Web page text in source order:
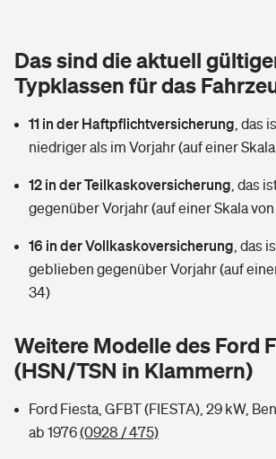
Tools
Wer versichert was: Jetzt Versicherer finden
Sie haben Fragen?
Glasversicherung
Mietkautionsversicherung
Restkreditversicherung
Zur Übersicht
Hochwasser-Check: Wie gefährdet ist Ihr
Wer versichert was: Jetzt Versicherer finden
Kinderunfall­ver­si­che­rung
Kinderinvalidität
Reiseversicherung
Pferdehalter-Haftpflicht
Private Cyberversicherung
Musikinstrumentenversicherung
Dread-Disease-Versicherung
Tierkrankenversicherung
Wer versichert was: Jetzt Versicherer finden
Sie haben Fragen?
Rentenrechner: Wie viel Geld bekomme ich
Das sind die aktuell
Typklassen für das
11 in der Haftpflichtversicherung das
niedriger als im Vorjahr (auf einer
12 in der Teilkaskoversicherung das
gegenüber Vorjahr (auf einer Skala von
16 in der Vollkaskoversicherung das
geblieben gegenüber Vorjahr (auf
34)
Weitere Modelle des Ford
(HSN/TSN in Klammern)
Ford Fiesta, GFBT (FIESTA), 29 kW,
ab 1976(0928 / 475)